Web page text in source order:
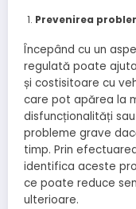
Prevenirea
Începând cu un
regulată poate
și costisitoare cu
care pot apărea la
disfuncționalități
probleme grave
timp. Prin
identifica aceste
ce poate reduce
ulterioare.